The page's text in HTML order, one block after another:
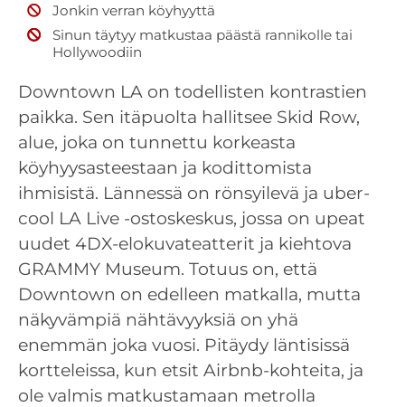
Jonkin verran köyhyyttä
Sinun täytyy matkustaa päästä rannikolle tai
Hollywoodiin
Downtown LA on todellisten kontrastien
paikka. Sen itäpuolta hallitsee Skid Row,
alue, joka on tunnettu korkeasta
köyhyysasteestaan ja kodittomista
ihmisistä. Lännessä on rönsyilevä ja uber-
cool LA Live -ostoskeskus, jossa on upeat
uudet 4DX-elokuvateatterit ja kiehtova
GRAMMY Museum. Totuus on, että
Downtown on edelleen matkalla, mutta
näkyvämpiä nähtävyyksiä on yhä
enemmän joka vuosi. Pitäydy läntisissä
kortteleissa, kun etsit Airbnb-kohteita, ja
ole valmis matkustamaan metrolla